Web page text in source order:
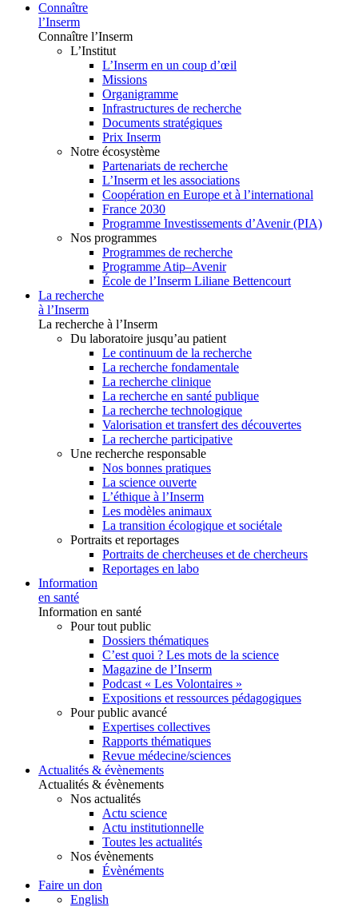
Connaître
l’Inserm
Connaître l’Inserm
L’Institut
L’Inserm en un coup d’œil
Missions
Organigramme
Infrastructures de recherche
Documents stratégiques
Prix Inserm
Notre écosystème
Partenariats de recherche
L’Inserm et les associations
Coopération en Europe et à l’international
France 2030
Programme Investissements d’Avenir (PIA)
Nos programmes
Programmes de recherche
Programme Atip–Avenir
École de l’Inserm Liliane Bettencourt
La recherche
à l’Inserm
La recherche à l’Inserm
Du laboratoire jusqu’au patient
Le continuum de la recherche
La recherche fondamentale
La recherche clinique
La recherche en santé publique
La recherche technologique
Valorisation et transfert des découvertes
La recherche participative
Une recherche responsable
Nos bonnes pratiques
La science ouverte
L’éthique à l’Inserm
Les modèles animaux
La transition écologique et sociétale
Portraits et reportages
Portraits de chercheuses et de chercheurs
Reportages en labo
Information
en santé
Information en santé
Pour tout public
Dossiers thématiques
C’est quoi ? Les mots de la science
Magazine de l’Inserm
Podcast « Les Volontaires »
Expositions et ressources pédagogiques
Pour public avancé
Expertises collectives
Rapports thématiques
Revue médecine/sciences
Actualités & évènements
Actualités & évènements
Nos actualités
Actu science
Actu institutionnelle
Toutes les actualités
Nos évènements
Évènéments
Faire un don
English